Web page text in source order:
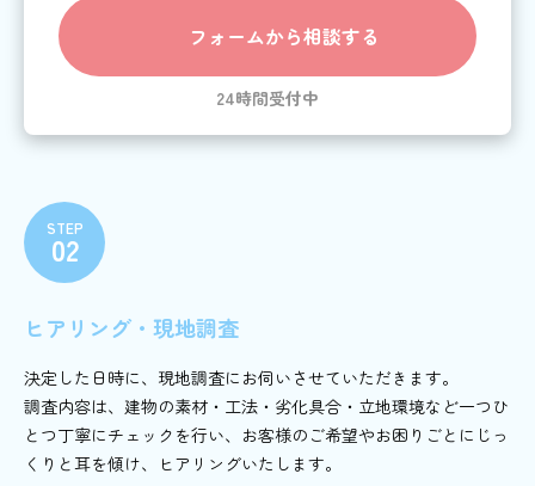
フォームから相談する
24時間受付中
STEP
02
ヒアリング・現地調査
決定した日時に、現地調査にお伺いさせていただきます。
調査内容は、建物の素材・工法・劣化具合・立地環境など一つひ
とつ丁寧にチェックを行い、お客様のご希望やお困りごとにじっ
くりと耳を傾け、ヒアリングいたします。